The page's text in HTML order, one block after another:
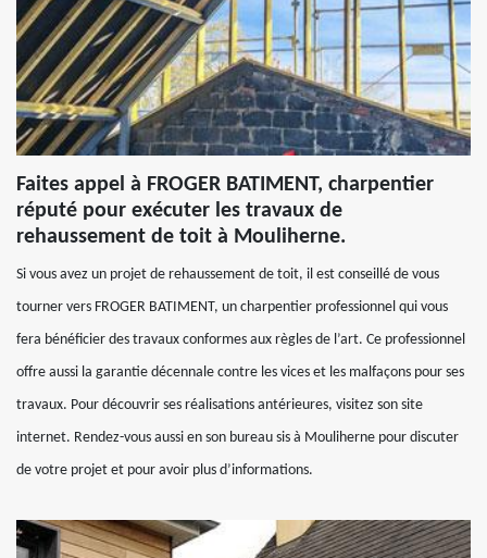
Faites appel à FROGER BATIMENT, charpentier
réputé pour exécuter les travaux de
rehaussement de toit à Mouliherne.
Si vous avez un projet de rehaussement de toit, il est conseillé de vous
tourner vers FROGER BATIMENT, un charpentier professionnel qui vous
fera bénéficier des travaux conformes aux règles de l’art. Ce professionnel
offre aussi la garantie décennale contre les vices et les malfaçons pour ses
travaux. Pour découvrir ses réalisations antérieures, visitez son site
internet. Rendez-vous aussi en son bureau sis à Mouliherne pour discuter
de votre projet et pour avoir plus d’informations.